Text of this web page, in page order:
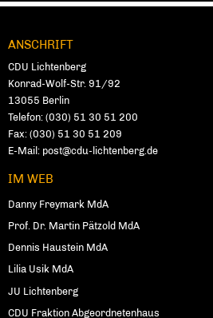
Fußbereich
ANSCHRIFT
CDU Lich­ten­berg
Konrad-Wolf-Str. 91/92
13055 Ber­lin
Telefon: (030) 51 30 51 200
Fax: (030) 51 30 51 209
E-Mail: post@cdu-lichtenberg.de
IM WEB
Danny Freymark MdA
Prof. Dr. Martin Pätzold MdA
Dennis Haustein MdA
Lilia Usik MdA
JU Lichtenberg
CDU Fraktion Abgeordnetenhaus